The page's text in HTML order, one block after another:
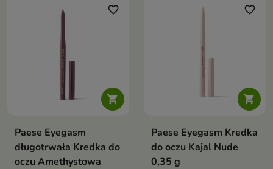
każdej okazji, od subtelnego po
wyrazisty look
wspierającą kondycję rzęs.

favorite_border
Paese Eyegasm
długotrwała Kredka do
oczu Amethystowa

favorite_border
Paese Eyegasm Kredka
do oczu Kajal Nude
0,35 g